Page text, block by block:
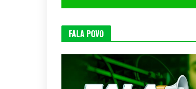
FALA POVO